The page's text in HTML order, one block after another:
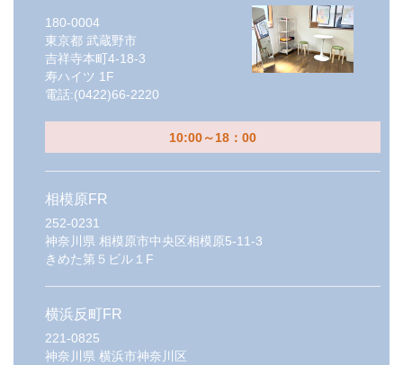
180-0004
東京都 武蔵野市
吉祥寺本町4-18-3
寿ハイツ 1F
電話:(0422)66-2220
10:00～18：00
相模原FR
252-0231
神奈川県 相模原市中央区相模原5-11-3
きめた第５ビル１F
横浜反町FR
221-0825
神奈川県 横浜市神奈川区